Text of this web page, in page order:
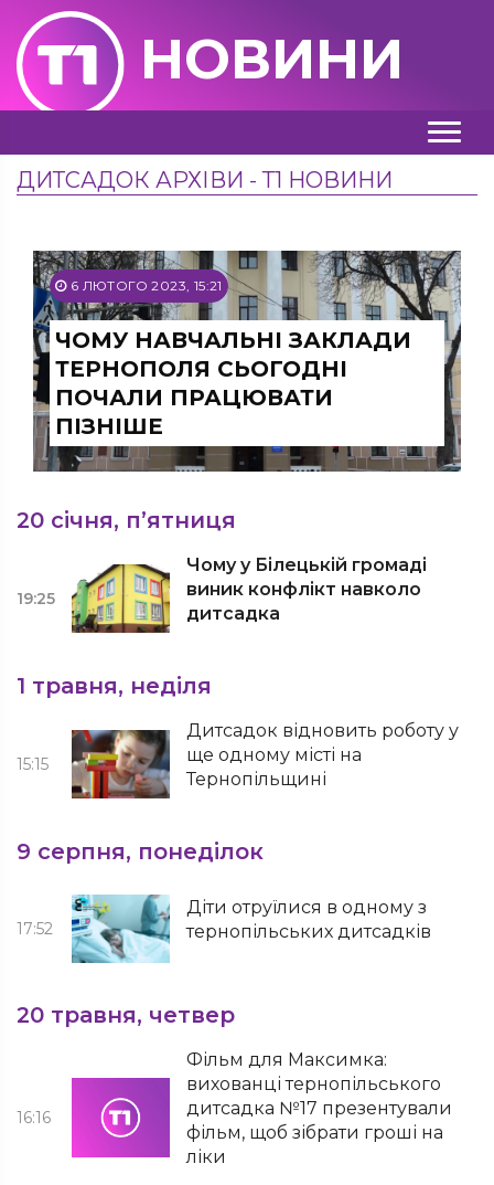
НОВИНИ
ДИТСАДОК АРХІВИ - Т1 НОВИНИ
6 ЛЮТОГО 2023, 15:21
ЧОМУ НАВЧАЛЬНІ ЗАКЛАДИ
ТЕРНОПОЛЯ СЬОГОДНІ
ПОЧАЛИ ПРАЦЮВАТИ
ПІЗНІШЕ
20 січня, п’ятниця
19:25
Чому у Білецькій громаді
виник конфлікт навколо
дитсадка
1 травня, неділя
15:15
Дитсадок відновить роботу у
ще одному місті на
Тернопільщині
9 серпня, понеділок
17:52
Діти отруїлися в одному з
тернопільських дитсадків
20 травня, четвер
16:16
Фільм для Максимка:
вихованці тернопільського
дитсадка №17 презентували
фільм, щоб зібрати гроші на
ліки